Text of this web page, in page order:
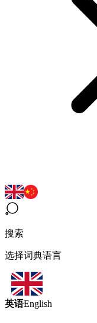
搜索
选择词典语言
英语English